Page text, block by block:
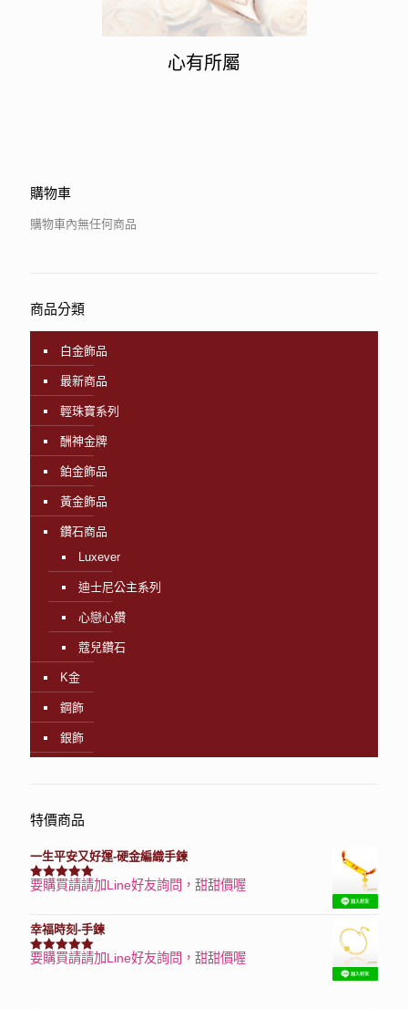
心有所屬
購物車
購物車內無任何商品
商品分類
白金飾品
最新商品
輕珠寶系列
酬神金牌
鉑金飾品
黃金飾品
鑽石商品
Luxever
迪士尼公主系列
心戀心鑽
蔻兒鑽石
K金
鋼飾
銀飾
特價商品
一生平安又好運-硬金編織手鍊
評分7740滿分 5
要購買請請加Line好友詢問，甜甜價喔
幸福時刻-手鍊
評分3150滿分 5
要購買請請加Line好友詢問，甜甜價喔